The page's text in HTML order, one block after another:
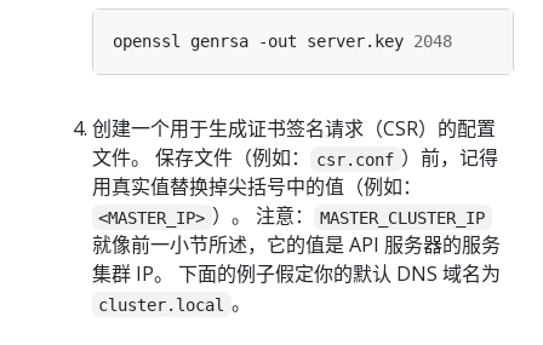
openssl genrsa -out server.key 2048
创建一个用于生成证书签名请求（CSR）的配置
文件。 保存文件（例如：
csr.conf ）前，记得
用真实值替换掉尖括号中的值（例如：
<MASTER_IP> ）。 注意： MASTER_CLUSTER_IP
就像前一小节所述，它的值是 API 服务器的服务
集群 IP。 下面的例子假定你的默认 DNS 域名为
cluster.local 。